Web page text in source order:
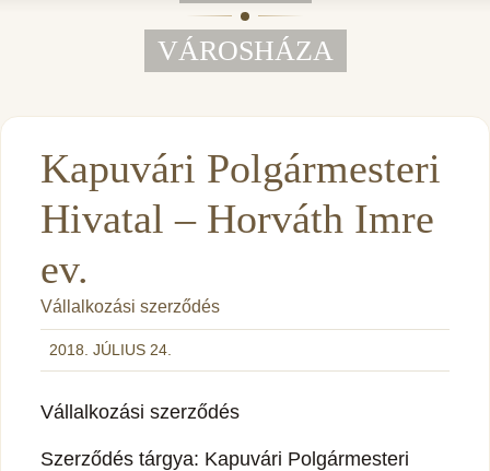
VÁROSHÁZA
Kapuvári Polgármesteri
Hivatal – Horváth Imre
ev.
Vállalkozási szerződés
2018. JÚLIUS 24.
Vállalkozási szerződés
Szerződés tárgya: Kapuvári Polgármesteri